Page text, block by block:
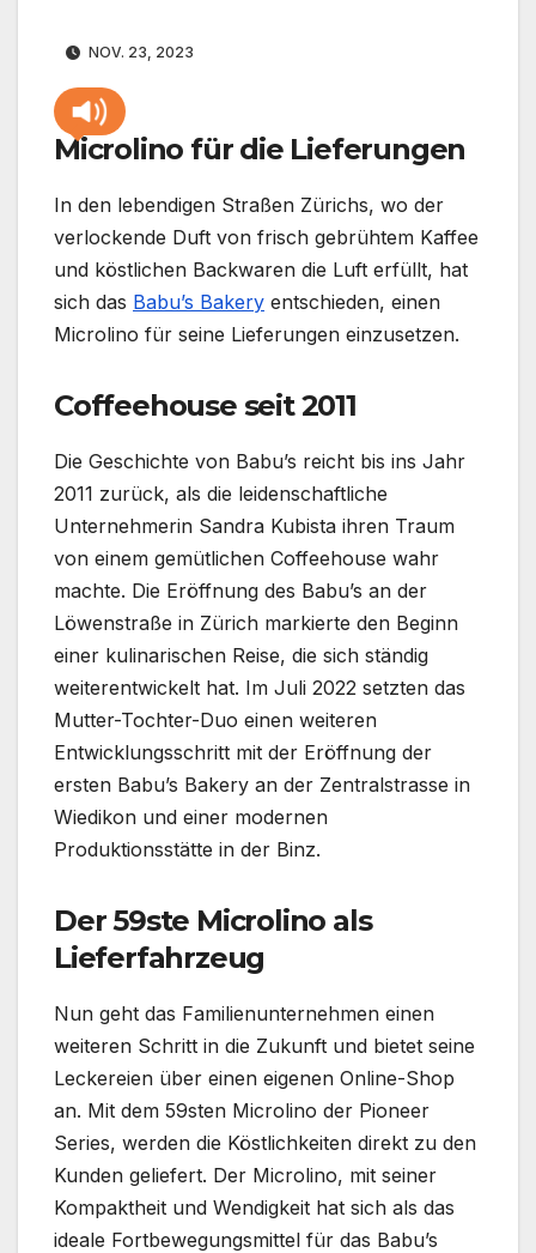
NOV. 23, 2023
Microlino für die Lieferungen
In den lebendigen Straßen Zürichs, wo der
verlockende Duft von frisch gebrühtem Kaffee
und köstlichen Backwaren die Luft erfüllt, hat
sich das Babu’s Bakery entschieden, einen
Microlino für seine Lieferungen einzusetzen.
Coffeehouse seit 2011
Die Geschichte von Babu’s reicht bis ins Jahr
2011 zurück, als die leidenschaftliche
Unternehmerin Sandra Kubista ihren Traum
von einem gemütlichen Coffeehouse wahr
machte. Die Eröffnung des Babu’s an der
Löwenstraße in Zürich markierte den Beginn
einer kulinarischen Reise, die sich ständig
weiterentwickelt hat. Im Juli 2022 setzten das
Mutter-Tochter-Duo einen weiteren
Entwicklungsschritt mit der Eröffnung der
ersten Babu’s Bakery an der Zentralstrasse in
Wiedikon und einer modernen
Produktionsstätte in der Binz.
Der 59ste Microlino als
Lieferfahrzeug
Nun geht das Familienunternehmen einen
weiteren Schritt in die Zukunft und bietet seine
Leckereien über einen eigenen Online-Shop
an. Mit dem 59sten Microlino der Pioneer
Series, werden die Köstlichkeiten direkt zu den
Kunden geliefert. Der Microlino, mit seiner
Kompaktheit und Wendigkeit hat sich als das
ideale Fortbewegungsmittel für das Babu’s